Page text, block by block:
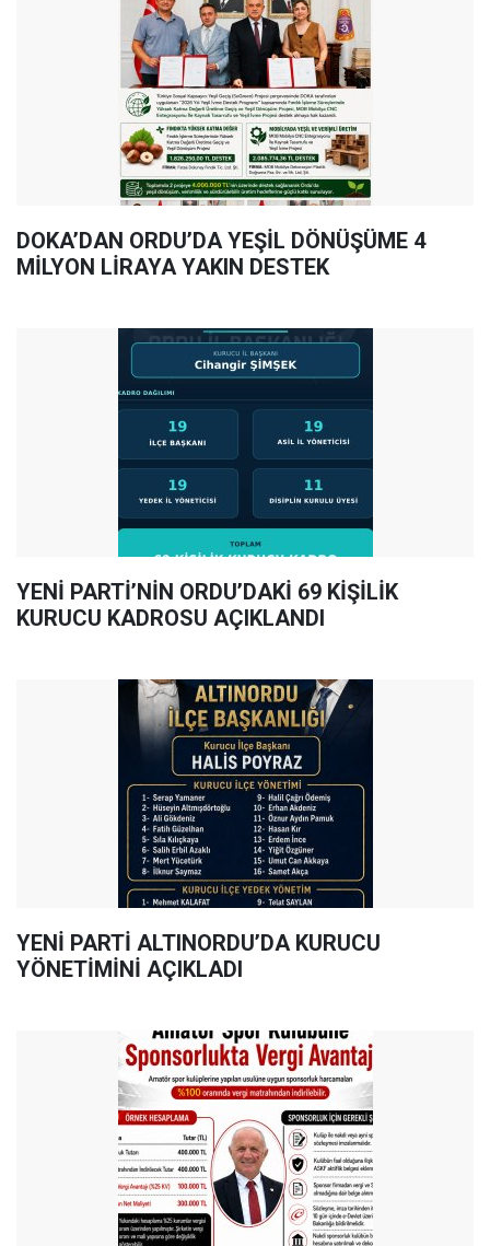
DOKA’DAN ORDU’DA YEŞİL DÖNÜŞÜME 4
MİLYON LİRAYA YAKIN DESTEK
YENİ PARTİ’NİN ORDU’DAKİ 69 KİŞİLİK
KURUCU KADROSU AÇIKLANDI
YENİ PARTİ ALTINORDU’DA KURUCU
YÖNETİMİNİ AÇIKLADI